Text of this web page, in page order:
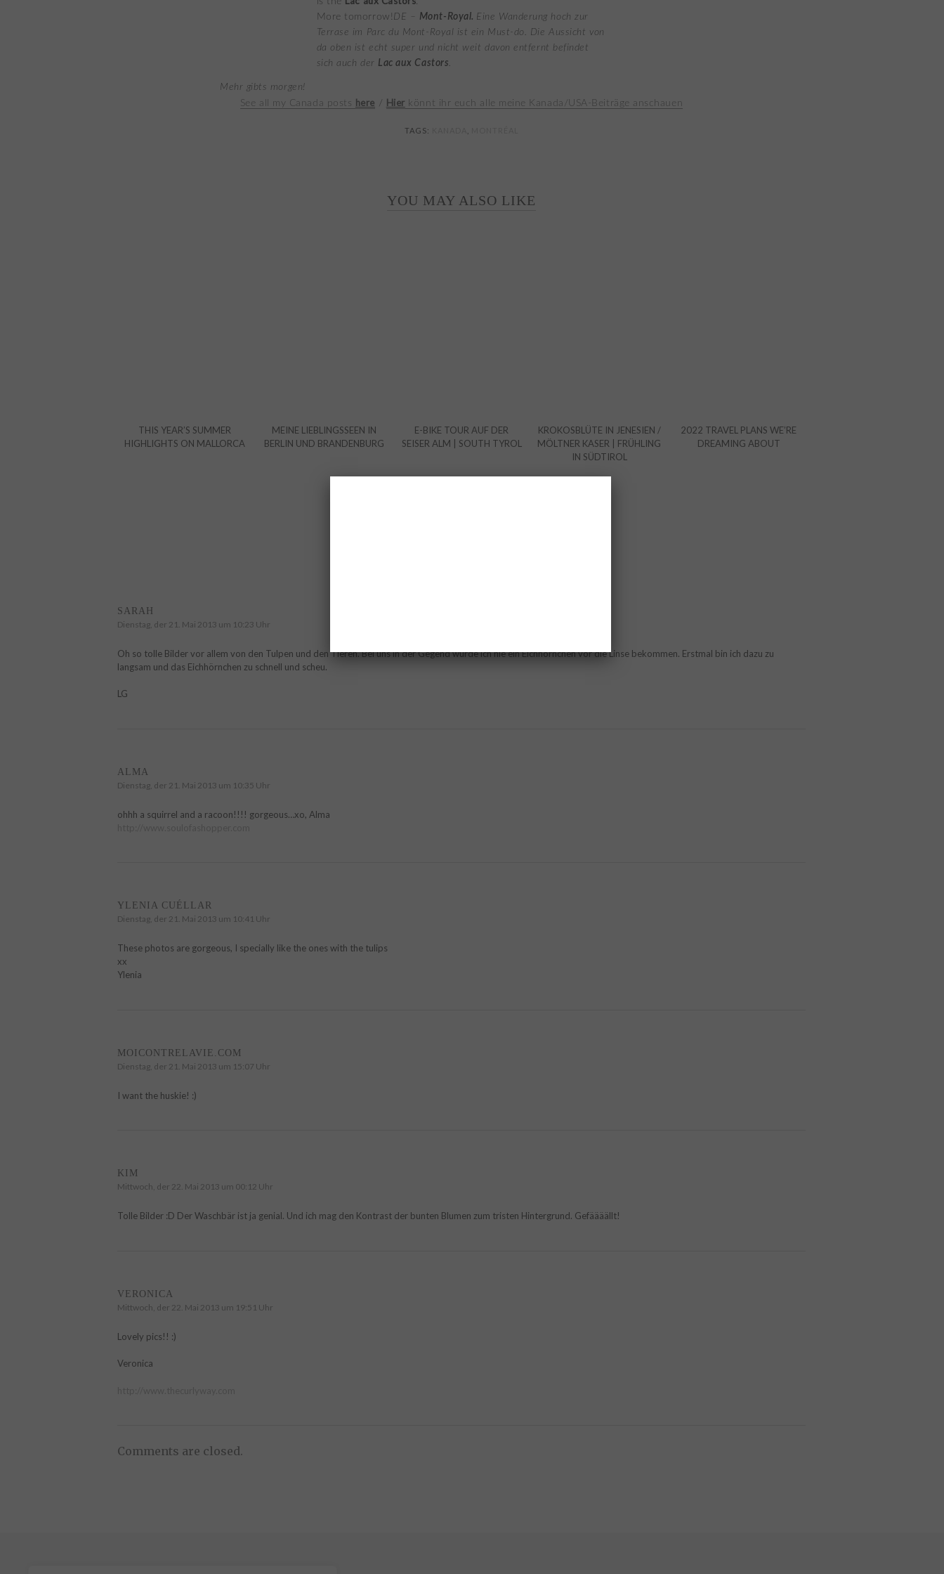
More tomorrow! DE – Mont-Royal. Eine Wanderung hoch zur
Terrase im Parc du Mont-Royal ist ein Must-do. Die Aussicht von
da oben ist echt super und nicht weit davon entfernt befindet
sich auch der Lac aux Castors.
Mehr gibts morgen!
See all my Canada posts here / Hier könnt ihr euch alle meine Kanada/USA-Beiträge anschauen
TAGS:
YOU MAY ALSO LIKE
THIS YEAR’S SUMMER
HIGHLIGHTS ON MALLORCA
MEINE LIEBLINGSSEEN IN
BERLIN UND BRANDENBURG
E-BIKE TOUR AUF DER
SEISER ALM | SOUTH TYROL
KROKOSBLÜTE IN JENESIEN /
MÖLTNER KASER | FRÜHLING
IN SÜDTIROL
2022 TRAVEL PLANS WE’RE
DREAMING ABOUT
SARAH
Dienstag, der 21. Mai 2013 um 10:23 Uhr
Oh so tolle Bilder vor allem von den Tulpen und den Tieren. Bei uns in der Gegend würde ich nie ein Eichhörnchen vor die Linse bekommen. Erstmal bin ich dazu zu
langsam und das Eichhörnchen zu schnell und scheu.
LG
ALMA
Dienstag, der 21. Mai 2013 um 10:35 Uhr
ohhh a squirrel and a racoon!!!! gorgeous…xo, Alma
YLENIA CUÉLLAR
Dienstag, der 21. Mai 2013 um 10:41 Uhr
These photos are gorgeous, I specially like the ones with the tulips
xx
Ylenia
MOICONTRELAVIE.COM
Dienstag, der 21. Mai 2013 um 15:07 Uhr
I want the huskie! :)
KIM
Mittwoch, der 22. Mai 2013 um 00:12 Uhr
Tolle Bilder :D Der Waschbär ist ja genial. Und ich mag den Kontrast der bunten Blumen zum tristen Hintergrund. Gefäääällt!
VERONICA
Mittwoch, der 22. Mai 2013 um 19:51 Uhr
Lovely pics!! :)
Veronica
Comments are closed.